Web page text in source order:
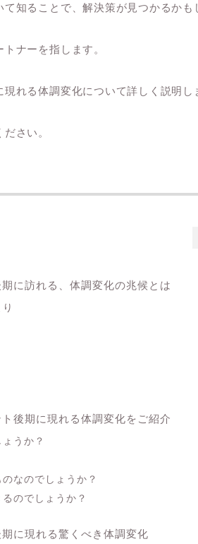
知ることで、解決策が見つかるかも
ナーを指します。
れる体調変化について詳しく説明し
さい。
に訪れる、体調変化の兆候とは
後期に現れる体調変化をご紹介
うか？
なのでしょうか？
のでしょうか？
に現れる驚くべき体調変化